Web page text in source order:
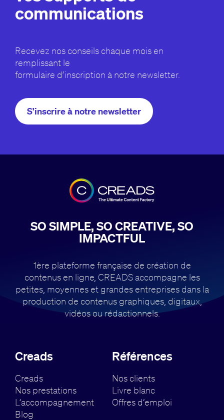
communications
Recevez nos conseils chaque mois en
remplissant le
formulaire d’inscription à notre newsletter.
S'inscrire à notre newsletter
SO SIMPLE, SO CREATIVE, SO
IMPACTFUL
1ère plateforme française de création de
contenus en ligne, CREADS accompagne les
petites, moyennes et grandes entreprises dans la
production de contenus graphiques, digitaux,
vidéos ou rédactionnels.
Creads
Creads
Nos prestations
L’accompagnement
Blog
Références
Nos clients
Livre blanc
Offres d’emploi